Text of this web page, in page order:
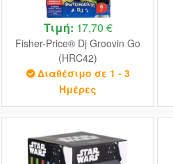
Τιμή: 17,70 €
Fisher-Price® Dj Groovin Go
(HRC42)
Διαθέσιμο σε 1 - 3
Ημέρες